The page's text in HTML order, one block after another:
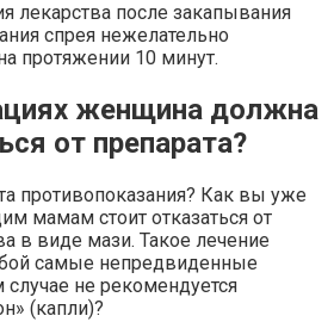
лекарства после закапывания
спрея нежелательно
протяжении 10 минут.
женщина должна
от препарата?
противопоказания? Как вы уже
мамам стоит отказаться от
в виде мази. Такое лечение
самые непредвиденные
не рекомендуется
(капли)?